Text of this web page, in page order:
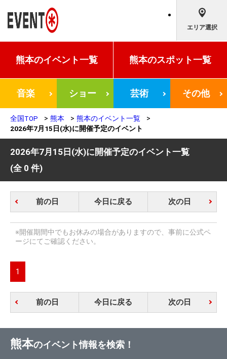
エリア選択
熊本のイベント一覧 熊本のスポット一覧
音楽 ショー 芸術 その他
全国TOP 熊本
熊本のイベント一覧
2026年7月15日(水)に開催予定のイベント
2026年7月15日(水)に開催予定のイベント一覧
(全 0 件)
前の日 今日に戻る 次の日
※開催期間中でもお休みの場合がありますので、事前に公式ペ
ージにてご確認ください。
1
前の日 今日に戻る 次の日
熊本のイベント情報を検索！